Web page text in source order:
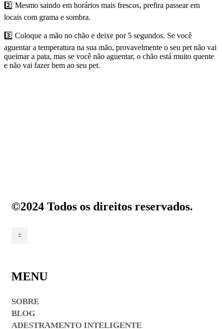
2️⃣ Mesmo saindo em horários mais frescos, prefira passear em
locais com grama e sombra.
3️⃣ Coloque a mão no chão e deixe por 5 segundos. Se você
aguentar a temperatura na sua mão, provavelmente o seu pet não vai
queimar a pata, mas se você não aguentar, o chão está muito quente
e não vai fazer bem ao seu pet.
©2024 Todos os direitos reservados.
MENU
SOBRE
BLOG
ADESTRAMENTO INTELIGENTE